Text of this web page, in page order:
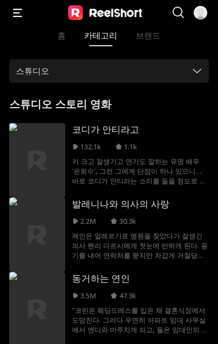
홈 카테고리 브랜드
스튜디오
스튜디오 스토리 영화
코디가 안티라고
132.1k
1.1k
키 크고 잘생기고 연기도 잘하는 유명 배우
'은희수', 그런 그에게 단점이 하나 있으니….
바로 코디가 안티라는 소리를 들을 정도로 옷
스타일리스트 '김효진'이 나선다!
발레니나와 의사의 사랑
2.2M
30.3k
제인은 알레르기로 병원을 찾았다가 잘생긴
의사 헨리 다르시에게 첫눈에 반하게 된다. 용
기를 내어 연락처를 묻지만 차갑게 거절당하
을 얻기 위해 몇 번이고 그를 찾아간다. 사실
제인은 근거 없는 소문에 큰 상처를 가진 사람
이었는데, 제인에 대해 알아가며 헨리는 점점
된다.
동거하는 연인
3.5M
47.3k
"코린은 웨딩드레스를 입은 채 결혼식장에서
도망친다. 그러다 우연히 아파트 임대 사무실
에서 앤디와 마주치게 되고, 둘은 임대인의 실